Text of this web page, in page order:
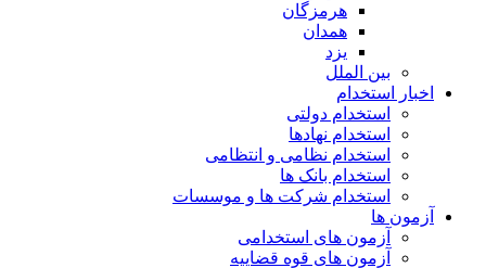
هرمزگان
همدان
یزد
بین الملل
اخبار استخدام
استخدام دولتی
استخدام نهادها
استخدام نظامی و انتظامی
استخدام بانک ها
استخدام شرکت ها و موسسات
آزمون ها
آزمون های استخدامی
آزمون های قوه قضاییه